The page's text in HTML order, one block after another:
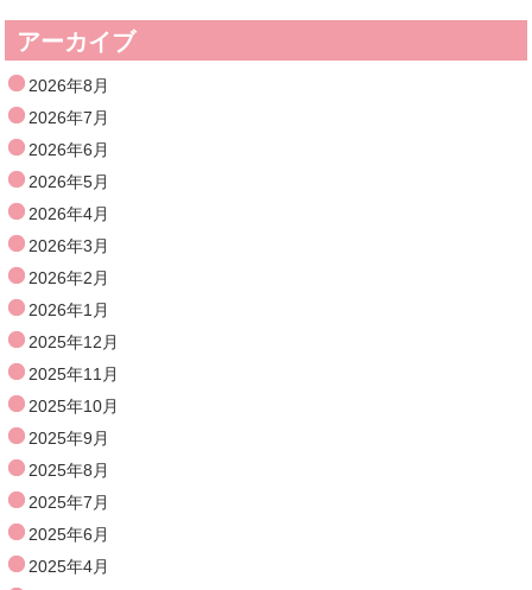
アーカイブ
2026年8月
2026年7月
2026年6月
2026年5月
2026年4月
2026年3月
2026年2月
2026年1月
2025年12月
2025年11月
2025年10月
2025年9月
2025年8月
2025年7月
2025年6月
2025年4月